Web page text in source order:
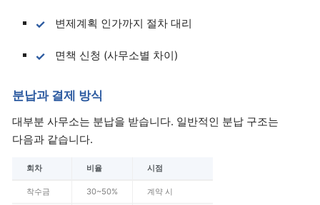
변제계획 인가까지 절차 대리
면책 신청 (사무소별 차이)
분납과 결제 방식
대부분 사무소는 분납을 받습니다. 일반적인 분납 구조는
다음과 같습니다.
회차 비율 시점
착수금 30~50% 계약 시